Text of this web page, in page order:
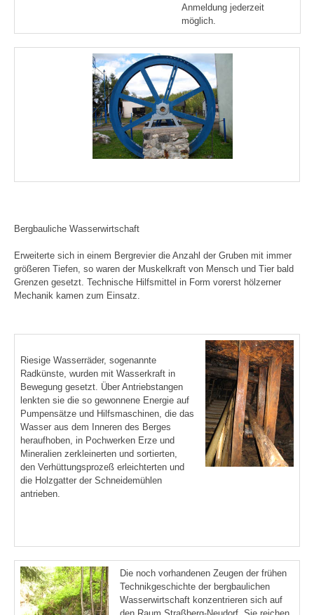
Anmeldung jederzeit
möglich.
Bergbauliche Wasserwirtschaft
Erweiterte sich in einem Bergrevier die Anzahl der Gruben mit immer
größeren Tiefen, so waren der Muskelkraft von Mensch und Tier bald
Grenzen gesetzt. Technische Hilfsmittel in Form vorerst hölzerner
Mechanik kamen zum Einsatz.
Riesige Wasserräder, sogenannte
Radkünste, wurden mit Wasserkraft in
Bewegung gesetzt. Über Antriebstangen
lenkten sie die so gewonnene Energie auf
Pumpensätze und Hilfsmaschinen, die das
Wasser aus dem Inneren des Berges
heraufhoben, in Pochwerken Erze und
Mineralien zerkleinerten und sortierten,
den Verhüttungsprozeß erleichterten und
die Holzgatter der Schneidemühlen
antrieben.
Die noch vorhandenen Zeugen der frühen
Technikgeschichte der bergbaulichen
Wasserwirtschaft konzentrieren sich auf